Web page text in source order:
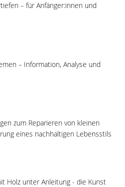
– für Anfänger:innen und
– Information, Analyse und
zum Reparieren von kleinen
eines nachhaltigen Lebensstils
Holz unter Anleitung - die Kunst